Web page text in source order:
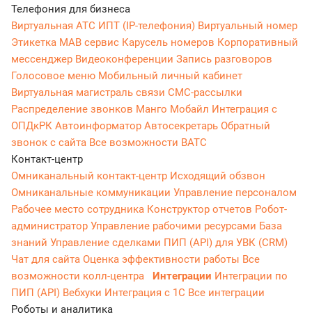
Телефония для бизнеса
Виртуальная АТС ИПТ (IP-телефония) Виртуальный номер
Этикетка МАВ сервис Карусель номеров Корпоративный
мессенджер Видеоконференции Запись разговоров
Голосовое меню Мобильный личный кабинет
Виртуальная магистраль связи СМС-рассылки
Распределение звонков Манго Мобайл Интеграция с
ОПДкРК Автоинформатор Автосекретарь Обратный
звонок с сайта Все возможности ВАТС
Контакт-центр
Омниканальный контакт-центр Исходящий обзвон
Омниканальные коммуникации Управление персоналом
Рабочее место сотрудника Конструктор отчетов Робот-
администратор Управление рабочими ресурсами База
знаний Управление сделками ПИП (API) для УВК (CRM)
Чат для сайта Оценка эффективности работы Все
возможности колл-центра
Интеграции Интеграции по
ПИП (API) Вебхуки Интеграция с 1С Все интеграции
Роботы и аналитика